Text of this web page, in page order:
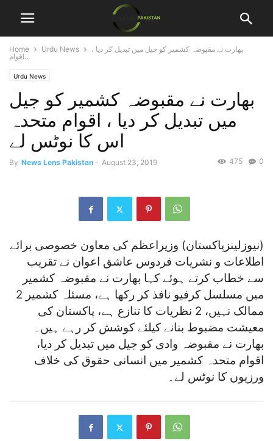
Home Urdu News
بھارت نے مقبوضہ کشمیر کو جیل میں تبدیل کر دیا ،
اقوام...
Urdu News
بھارت نے مقبوضہ کشمیر کو جیل
میں تبدیل کر دیا ، اقوام متحدہ
اس کا نوٹس لے
By News Lens Pakistan - August 23, 2019 0
475
(نیوزلینزپاکستان) وزیراعظم کی معاون خصوصی برائے
اطلاعات و نشریات فردوس عاشق اعوان نے تقریب
سے خطاب کرتے ہوئے کہا بھارت نے مقبوضہ کشمیر
میں مسلسل کرفیو نافذ کر رکھا ہے، مسئلہ کشمیر 2
ممالک نہیں، 2 نظریات کا تنازع ہے، پاکستان کی
معیشت مضبوط بنانے کیلئے کوشش کر رہے ہیں۔
بھارت نے مقبوضہ وادی کو جیل میں تبدیل کر دیا،
اقوام متحدہ کشمیر میں انسانی حقوق کی خلاف
ورزیوں کا نوٹس لے۔